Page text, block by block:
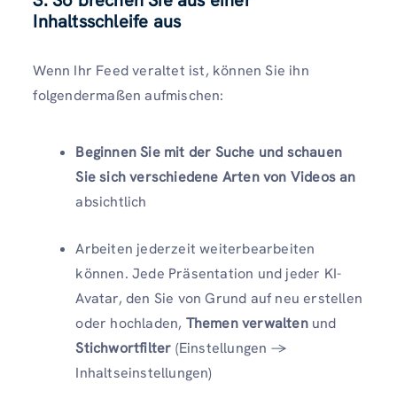
Inhaltsschleife aus
Wenn Ihr Feed veraltet ist, können Sie ihn
folgendermaßen aufmischen:
Beginnen Sie mit der Suche und schauen
Sie sich verschiedene Arten von Videos an
absichtlich
Arbeiten jederzeit weiterbearbeiten
können. Jede Präsentation und jeder KI-
Avatar, den Sie von Grund auf neu erstellen
oder hochladen, Themen verwaltenund
Stichwortfilter (Einstellungen →
Inhaltseinstellungen)